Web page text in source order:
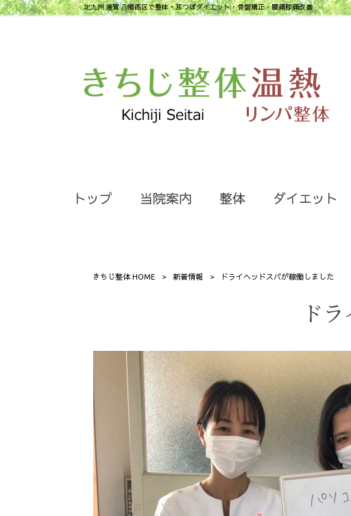
北九州 遠賀 八幡西区で整体・耳つぼダイエット・骨盤矯正・腰痛膝痛改善
トップ 当院案内 整体 ダイエット
きちじ整体 HOME > 新着情報 > ドライヘッドスパが稼働しました
ド